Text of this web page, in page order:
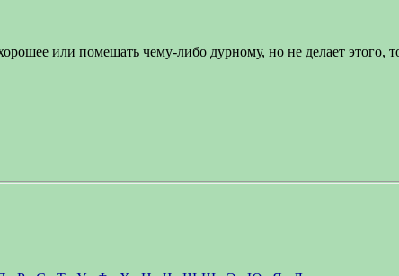
или помешать чему-либо дурному, но не делает этого,